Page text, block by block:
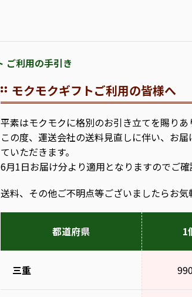
ご利用の手引き
モクモクギフトご利用の皆様へ
平素はモクモクに格別のお引き立てを賜りあ
この度、運送会社の送料見直しに伴い、お
ていただきます。
6月1日お届け分より適用となりますのでご確
送料、その他ご不明点等ございましたらお気
都道府県 1
三重